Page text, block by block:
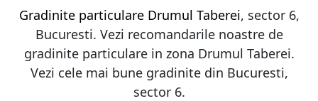
Gradinite particulare Drumul Taberei, sector 6,
Bucuresti. Vezi recomandarile noastre de
gradinite particulare in zona Drumul Taberei.
Vezi cele mai bune gradinite din Bucuresti,
sector 6.